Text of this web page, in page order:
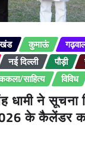
कुमाऊं
नई दिल्ली पौड़ी
साहित्य विविध
ने सूचना
के कैलेंडर